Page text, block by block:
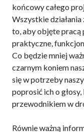
końcowy całego
Wszystkie
to, aby objęte pracą
praktyczne,
Co będzie mniej
czarnym koniem
się w potrzeby
poprosić ich o
przewodnikiem w
Równie ważną